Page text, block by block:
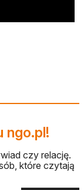
ngo.pl!
czy relację.
które czytają